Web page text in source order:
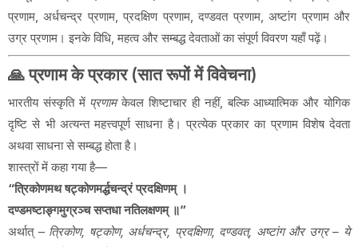
प्रणाम, अर्धचन्द्र प्रणाम, प्रदक्षिण प्रणाम, दण्डवत प्रणाम, अष्टांग प्रणाम और
उग्र प्रणाम। इनके विधि, महत्व और सम्बद्ध देवताओं का संपूर्ण विवरण यहाँ पढ़ें।
🙏 प्रणाम के प्रकार (सात रूपों में विवेचना)
भारतीय संस्कृति में प्रणामकेवल शिष्टाचार ही नहीं, बल्कि आध्यात्मिक और योगिक
दृष्टि से भी अत्यन्त महत्त्वपूर्ण साधना है। प्रत्येक प्रकार का प्रणाम विशेष देवता
अथवा साधना से सम्बद्ध होता है।
शास्त्रों में कहा गया है—
“त्रिकोणमथ षट्कोणमर्द्धचन्द्रं प्रदक्षिणम् ।
दण्डमष्टाङ्गमुग्रञ्च सप्तधा नतिलक्षणम् ॥”
अर्थात् – त्रिकोण, षट्कोण, अर्धचन्द्र, प्रदक्षिणा, दण्डवत्, अष्टांग और उग्र – ये